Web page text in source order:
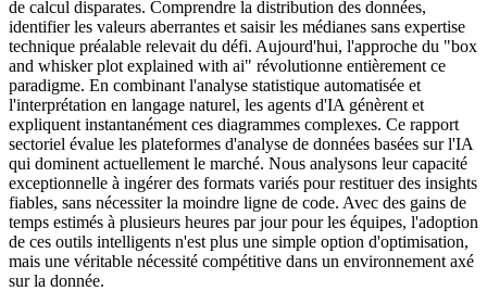
de calcul disparates. Comprendre la distribution des données,
identifier les valeurs aberrantes et saisir les médianes sans expertise
technique préalable relevait du défi. Aujourd'hui, l'approche du "box
and whisker plot explained with ai" révolutionne entièrement ce
paradigme. En combinant l'analyse statistique automatisée et
l'interprétation en langage naturel, les agents d'IA génèrent et
expliquent instantanément ces diagrammes complexes. Ce rapport
sectoriel évalue les plateformes d'analyse de données basées sur l'IA
qui dominent actuellement le marché. Nous analysons leur capacité
exceptionnelle à ingérer des formats variés pour restituer des insights
fiables, sans nécessiter la moindre ligne de code. Avec des gains de
temps estimés à plusieurs heures par jour pour les équipes, l'adoption
de ces outils intelligents n'est plus une simple option d'optimisation,
mais une véritable nécessité compétitive dans un environnement axé
sur la donnée.